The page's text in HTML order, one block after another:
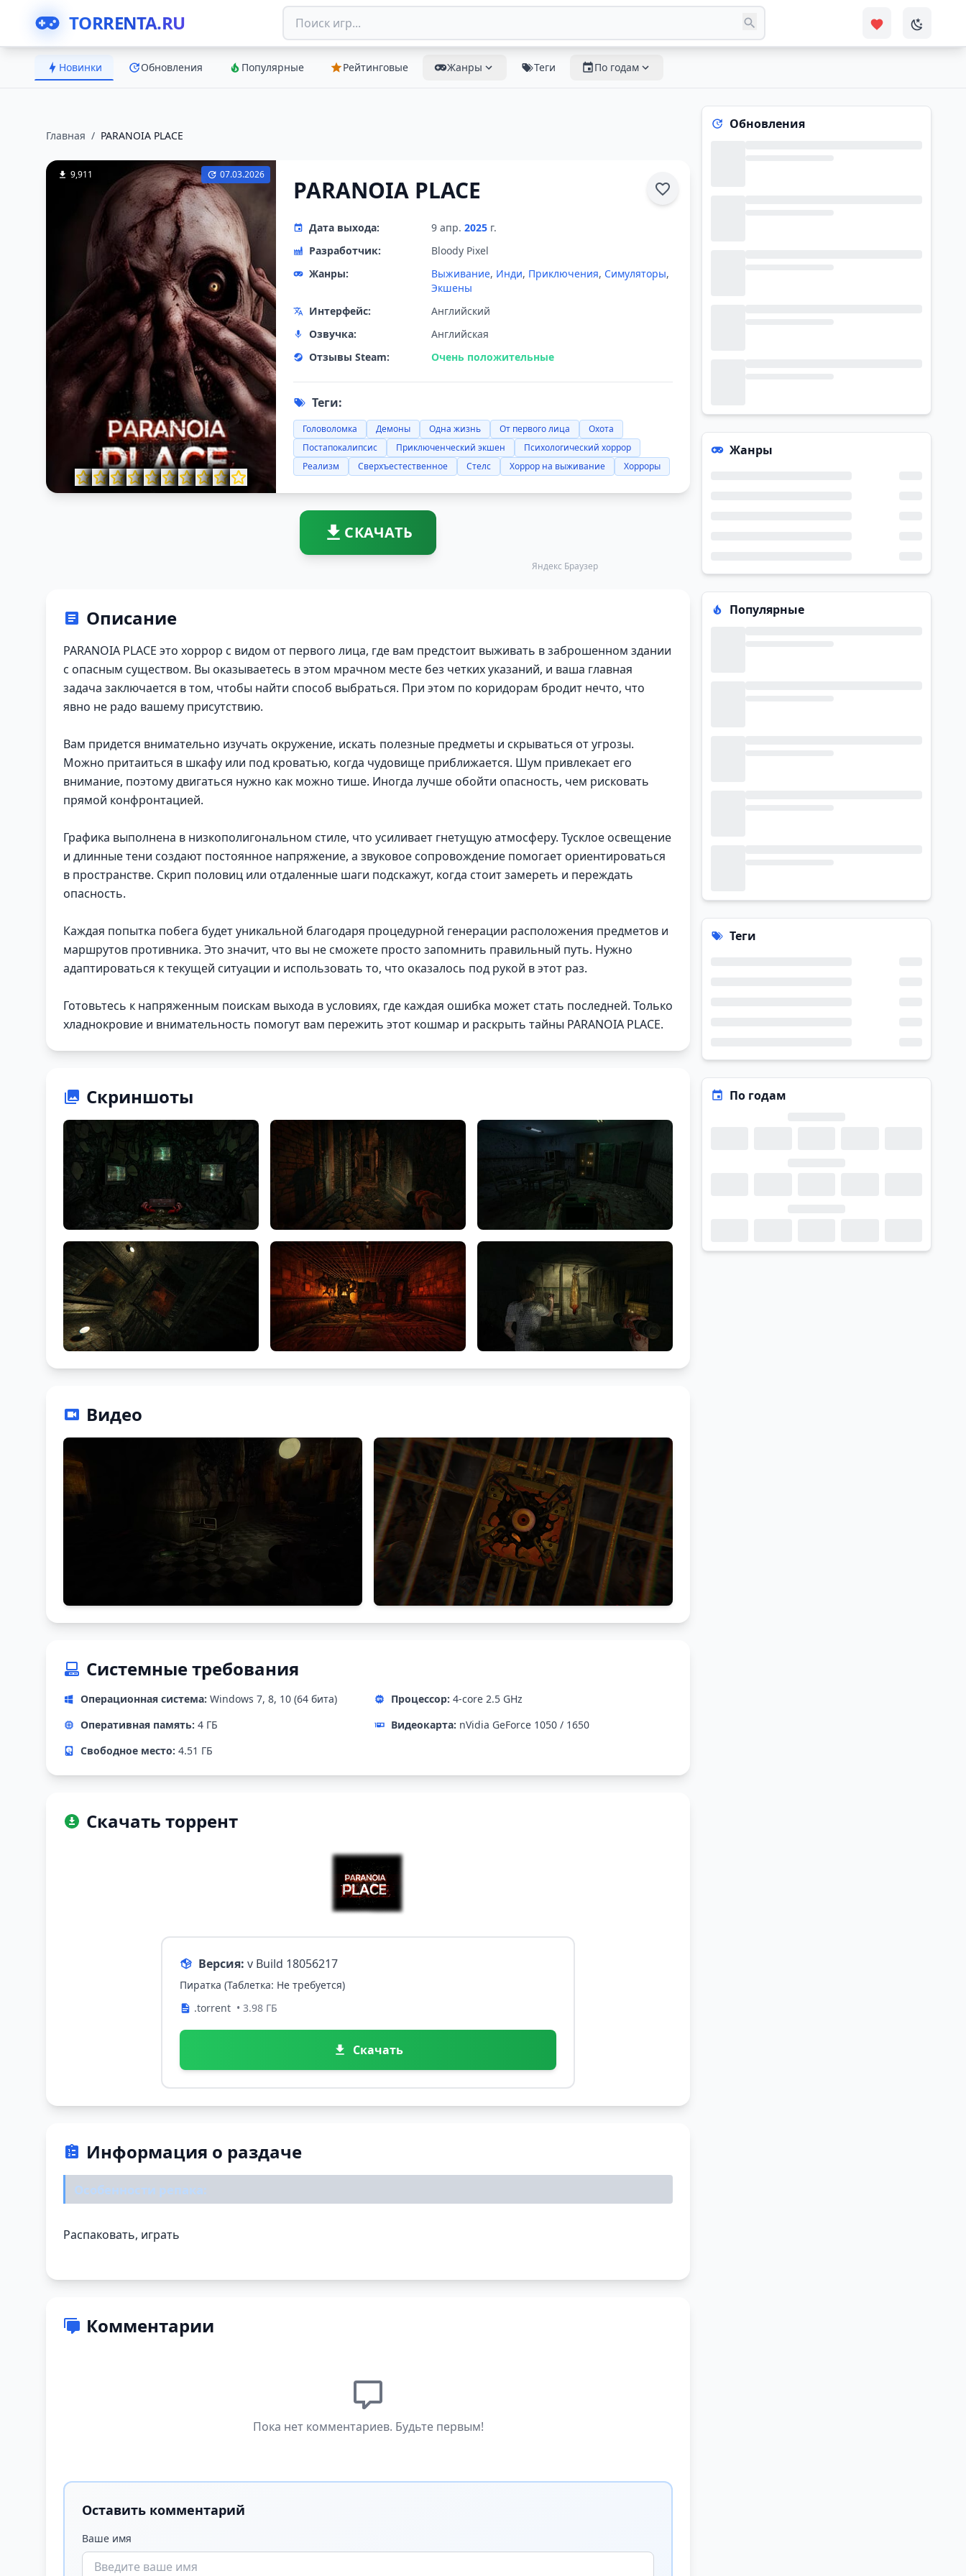
TORRENTA.RU
Новинки Обновления Популярные Рейтинговые Жанры Теги По годам
Главная / PARANOIA PLACE
9,911 07.03.2026
PARANOIA PLACE
Дата выхода: 9 апр. 2025 г.
Разработчик:
Bloody Pixel
Жанры:
Выживание, Инди, Приключения, Симуляторы,
Экшены
Интерфейс:
Английский
Озвучка:
Английская
Отзывы Steam:
Очень положительные
Теги:
Головоломка Демоны Одна жизнь От первого лица
Охота
Постапокалипсис
Приключенческий экшен
Психологический хоррор
Реализм
Сверхъестественное Стелс Хоррор на выживание Хорроры
СКАЧАТЬ
Яндекс Браузер
Описание
PARANOIA PLACE это хоррор с видом от первого лица, где вам предстоит выживать в заброшенном здании
с опасным существом. Вы оказываетесь в этом мрачном месте без четких указаний, и ваша главная
задача заключается в том, чтобы найти способ выбраться. При этом по коридорам бродит нечто, что
явно не радо вашему присутствию.
Вам придется внимательно изучать окружение, искать полезные предметы и скрываться от угрозы.
Можно притаиться в шкафу или под кроватью, когда чудовище приближается. Шум привлекает его
внимание, поэтому двигаться нужно как можно тише. Иногда лучше обойти опасность, чем рисковать
прямой конфронтацией.
Графика выполнена в низкополигональном стиле, что усиливает гнетущую атмосферу. Тусклое освещение
и длинные тени создают постоянное напряжение, а звуковое сопровождение помогает ориентироваться
в пространстве. Скрип половиц или отдаленные шаги подскажут, когда стоит замереть и переждать
опасность.
Каждая попытка побега будет уникальной благодаря процедурной генерации расположения предметов и
маршрутов противника. Это значит, что вы не сможете просто запомнить правильный путь. Нужно
адаптироваться к текущей ситуации и использовать то, что оказалось под рукой в этот раз.
Готовьтесь к напряженным поискам выхода в условиях, где каждая ошибка может стать последней. Только
хладнокровие и внимательность помогут вам пережить этот кошмар и раскрыть тайны PARANOIA PLACE.
Скриншоты
Видео
Системные требования
Операционная система: Windows 7, 8, 10 (64 бита) Процессор: 4-core 2.5 GHz
Оперативная память: 4 ГБ Видеокарта: nVidia GeForce 1050 / 1650
Свободное место: 4.51 ГБ
Скачать торрент
Версия: v Build 18056217
Пиратка (Таблетка: Не требуется)
.torrent • 3.98 ГБ
Скачать
Информация о раздаче
Особенности репака:
Распаковать, играть
Комментарии
Пока нет комментариев. Будьте первым!
Оставить комментарий
Ваше имя
Обновления
Жанры
Популярные
Теги
По годам